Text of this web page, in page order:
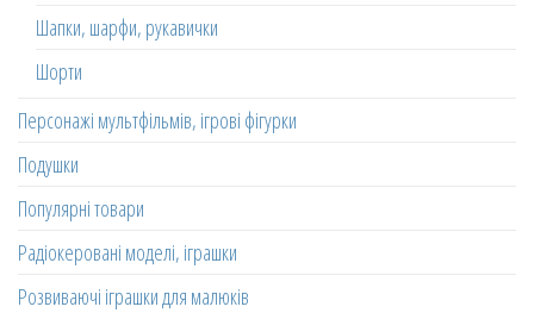
Шапки, шарфи, рукавички
Шорти
Персонажі мультфільмів, ігрові фігурки
Подушки
Популярні товари
Радіокеровані моделі, іграшки
Розвиваючі іграшки для малюків